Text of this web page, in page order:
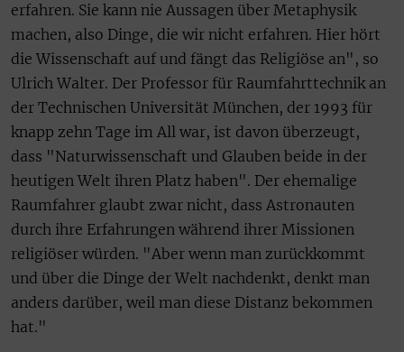
erfahren. Sie kann nie Aussagen über Metaphysik
machen, also Dinge, die wir nicht erfahren. Hier hört
die Wissenschaft auf und fängt das Religiöse an", so
Ulrich Walter. Der Professor für Raumfahrttechnik an
der Technischen Universität München, der 1993 für
knapp zehn Tage im All war, ist davon überzeugt,
dass "Naturwissenschaft und Glauben beide in der
heutigen Welt ihren Platz haben". Der ehemalige
Raumfahrer glaubt zwar nicht, dass Astronauten
durch ihre Erfahrungen während ihrer Missionen
religiöser würden. "Aber wenn man zurückkommt
und über die Dinge der Welt nachdenkt, denkt man
anders darüber, weil man diese Distanz bekommen
hat."